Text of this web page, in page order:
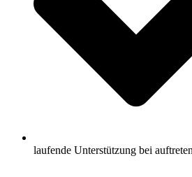
laufende Unterstützung bei